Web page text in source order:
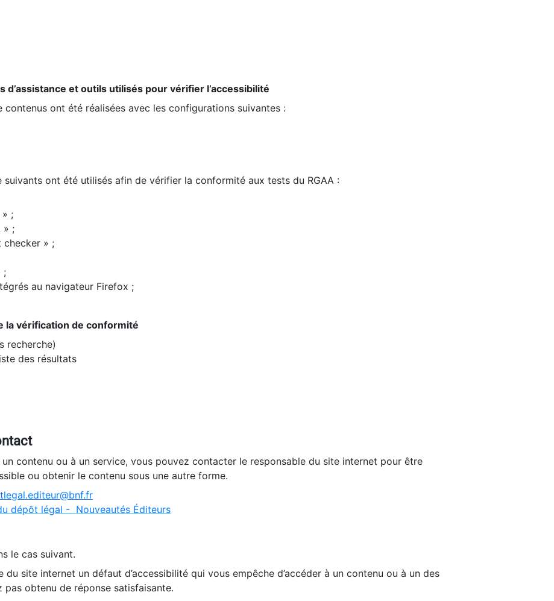
et outils utilisés pour vérifier l’accessibilité
ont été réalisées avec les configurations suivantes :
ont été utilisés afin de vérifier la conformité aux tests du RGAA :
;
» ;
checker » ;
;
au navigateur Firefox ;
la vérification de conformité
recherche)
des résultats
un contenu ou à un service, vous pouvez contacter le responsable du site internet pour être
ou obtenir le contenu sous une autre forme.
dépôt légal - Nouveautés Éditeurs
le cas suivant.
du site internet un défaut d’accessibilité qui vous empêche d’accéder à un contenu ou à un des
pas obtenu de réponse satisfaisante.